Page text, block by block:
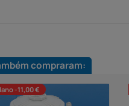
compraram:
-11,00 €